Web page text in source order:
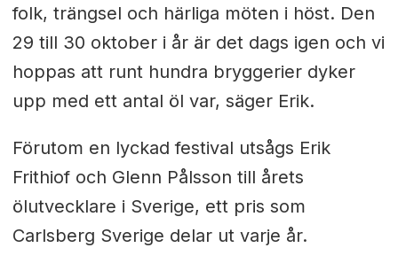
folk, trängsel och härliga möten i höst. Den
29 till 30 oktober i år är det dags igen och vi
hoppas att runt hundra bryggerier dyker
upp med ett antal öl var, säger Erik.
Förutom en lyckad festival utsågs Erik
Frithiof och Glenn Pålsson till årets
ölutvecklare i Sverige, ett pris som
Carlsberg Sverige delar ut varje år.